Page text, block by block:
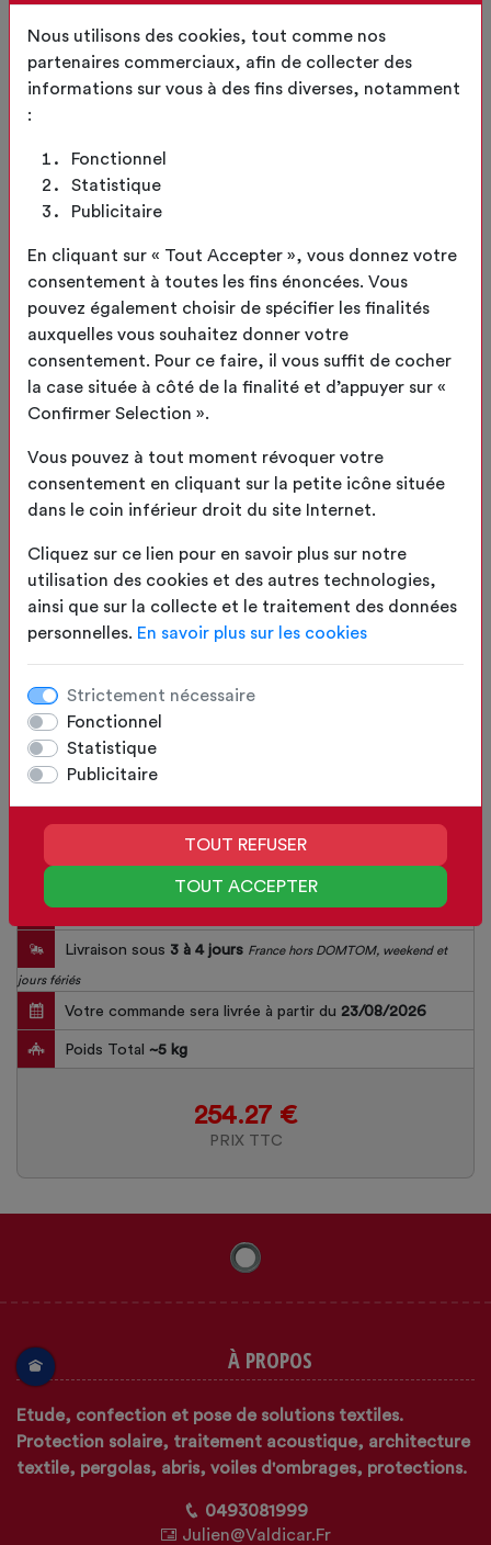
Nous utilisons des cookies, tout comme nos
partenaires commerciaux, afin de collecter des
informations sur vous à des fins diverses, notamment
:
Fonctionnel
Statistique
Publicitaire
En cliquant sur « Tout Accepter », vous donnez votre
consentement à toutes les fins énoncées. Vous
pouvez également choisir de spécifier les finalités
auxquelles vous souhaitez donner votre
consentement. Pour ce faire, il vous suffit de cocher
la case située à côté de la finalité et d’appuyer sur «
Confirmer Selection ».
Vous pouvez à tout moment révoquer votre
consentement en cliquant sur la petite icône située
dans le coin inférieur droit du site Internet.
Cliquez sur ce lien pour en savoir plus sur notre
utilisation des cookies et des autres technologies,
ainsi que sur la collecte et le traitement des données
personnelles. En savoir plus sur les cookies
Strictement nécessaire
Fonctionnel
Statistique
Publicitaire
TOUT REFUSER
TOUT ACCEPTER
LARGEUR DES BARRES DE TRAVÉES
mm
CONTINUER
2 Toile/Coloris
3 Options
4 Résumé
Délai de fabrication15jours
Livraison sous 3 à 4 jours France hors DOMTOM, weekend et
jours fériés
Votre commande sera livrée à partir du 23/08/2026
Poids Total ~5 kg
254.27 €
PRIX TTC
À PROPOS
Etude, confection et pose de solutions textiles.
Protection solaire, traitement acoustique, architecture
textile, pergolas, abris, voiles d'ombrages, protections.
0493081999
Julien@valdicar.fr